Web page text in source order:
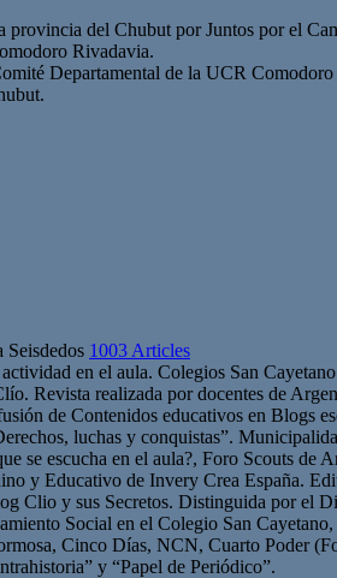
provincia del Chubut por Juntos por el
Rivadavia.
Departamental de la UCR
1003 Articles
en el aula. Colegios San
Revista realizada por docentes de
de Contenidos educativos en Blogs
luchas y conquistas”.
se escucha en el aula?, Foro Scouts de
y Educativo de Invery Crea España.
Clio y sus Secretos. Distinguida por el
Social en el Colegio San
Cinco Días, NCN, Cuarto Poder
y “Papel de Periódico”.